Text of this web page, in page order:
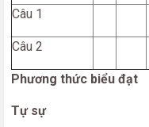
Câu 1
Câu 2
Phương thức biểu đạt
Tự sự